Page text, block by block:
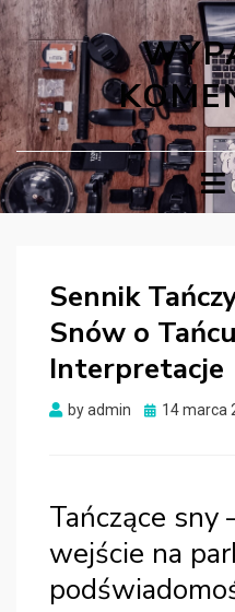
Sennik
Snów o
Interpretacje
byadmin
Posted
14 marca
Tańczące
wejście na